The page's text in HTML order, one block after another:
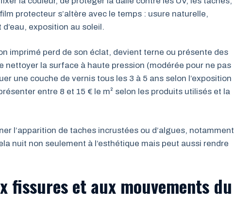
protecteur s’altère avec le temps : usure naturelle,
exposition au soleil.
imprimé perd de son éclat, devient terne ou présente des
nettoyer la surface à haute pression (modérée pour ne pas
une couche de vernis tous les 3 à 5 ans selon l’exposition
entre 8 et 15 € le m² selon les produits utilisés et la
l’apparition de taches incrustées ou d’algues, notamment
nuit non seulement à l’esthétique mais peut aussi rendre
fissures et aux mouvements du